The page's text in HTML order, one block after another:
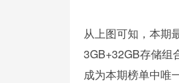
从上图可知，本期
3GB+32GB存储组
成为本期榜单中唯